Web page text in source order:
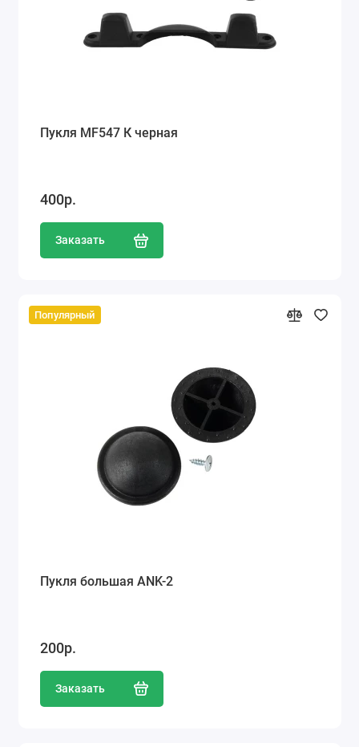
Пукля MF547 К черная
400р.
Заказать
Популярный
Пукля большая ANK-2
200р.
Заказать